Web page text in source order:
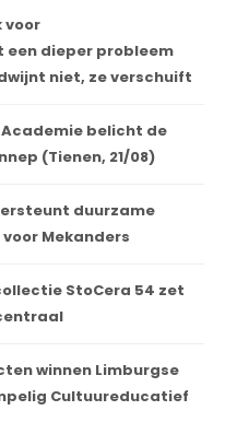
voor
dieper probleem
niet, ze verschuift
belicht de
(Tienen, 21/08)
duurzame
Mekanders
StoCera 54 zet
winnen Limburgse
Cultuureducatief